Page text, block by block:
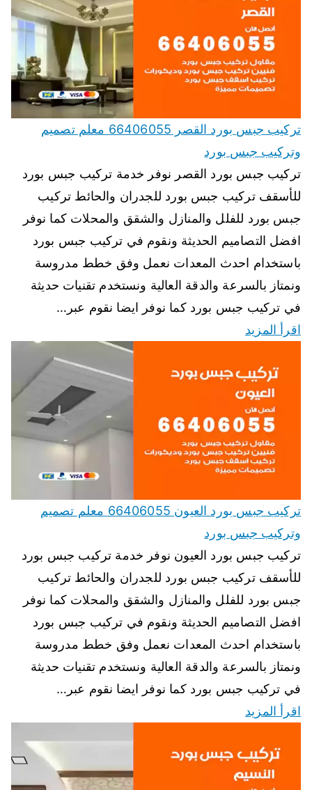
تركيب جبس بورد القصر 66406055 معلم تصميم
وتركيب جبس بورد
تركيب جبس بورد القصر نوفر خدمة تركيب جبس بورد
للأسقف تركيب جبس بورد للجدران والحائط تركيب
جبس بورد للفلل والمنازل والشقق والمحلات كما نوفر
افضل التصاميم الحديثة ونقوم في تركيب جبس بورد
باستخدام احدث المعدات نعمل وفق خطط مدروسة
ونمتاز بالسرعة والدقة العالية ونستخدم تقنيات حديثة
في تركيب جبس بورد كما نوفر ايضا نقوم عبر…
اقرأ المزيد
تركيب جبس بورد العيون 66406055 معلم تصميم
وتركيب جبس بورد
تركيب جبس بورد العيون نوفر خدمة تركيب جبس بورد
للأسقف تركيب جبس بورد للجدران والحائط تركيب
جبس بورد للفلل والمنازل والشقق والمحلات كما نوفر
افضل التصاميم الحديثة ونقوم في تركيب جبس بورد
باستخدام احدث المعدات نعمل وفق خطط مدروسة
ونمتاز بالسرعة والدقة العالية ونستخدم تقنيات حديثة
في تركيب جبس بورد كما نوفر ايضا نقوم عبر…
اقرأ المزيد